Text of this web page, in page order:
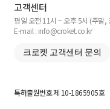
고객센터
평일 오전 11시 ~ 오후 5시 (주말,
E-mail : info@croket.co.kr
크로켓 고객센터 문의
특허출원번호제 10-1865905호